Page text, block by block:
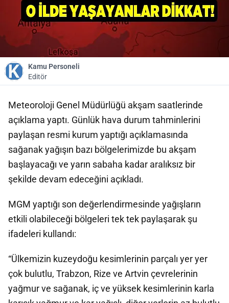
Kamu Personeli
Editör
Meteoroloji Genel Müdürlüğü akşam saatlerinde
açıklama yaptı. Günlük hava durum tahminlerini
paylaşan resmi kurum yaptığı açıklamasında
sağanak yağışın bazı bölgelerimizde bu akşam
başlayacağı ve yarın sabaha kadar aralıksız bir
şekilde devam edeceğini açıkladı.
MGM yaptığı son değerlendirmesinde yağışların
etkili olabileceği bölgeleri tek tek paylaşarak şu
ifadeleri kullandı:
“Ülkemizin kuzeydoğu kesimlerinin parçalı yer yer
çok bulutlu, Trabzon, Rize ve Artvin çevrelerinin
yağmur ve sağanak, iç ve yüksek kesimlerinin karla